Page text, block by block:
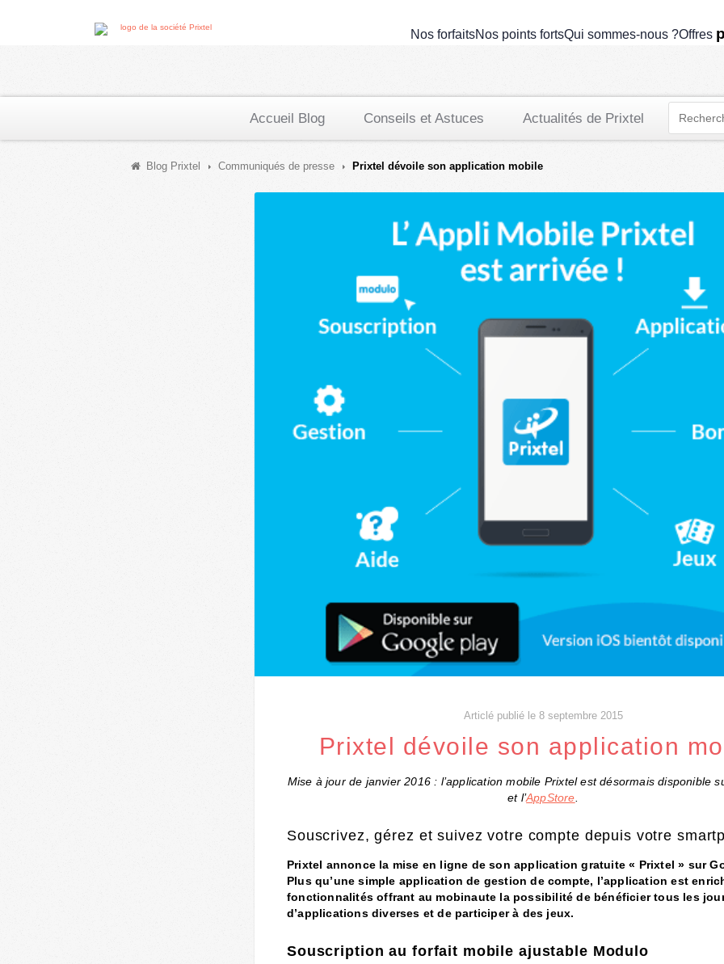
Nos forfaitsNos points fortsQui sommes-nous ?Offres
Accueil Blog Conseils et Astuces Actualités de Prixtel
Blog Prixtel Communiqués de presse Prixtel dévoile son application mobile
Articlé publié le 8 septembre 2015
Prixtel dévoile son application
Mise à jour de janvier 2016 : l’application mobile Prixtel est désormais disponible
et l’AppStore
Souscrivez, gérez et suivez votre compte depuis votre
Prixtel annonce la mise en ligne de son application gratuite « Prixtel » sur
Plus qu’une simple application de gestion de compte, l’application est
fonctionnalités offrant au mobinaute la possibilité de bénéficier tous les
d’applications diverses et de participer à des jeux.
Souscription au forfait mobile ajustable Modulo